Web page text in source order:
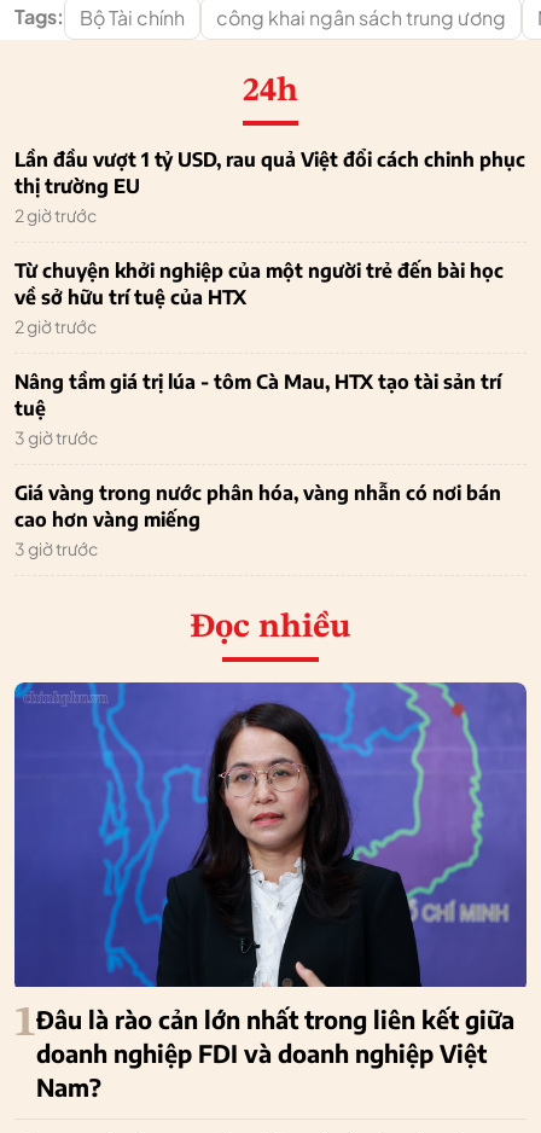
Tags: Bộ Tài chính công khai ngân sách trung ương
24h
Lần đầu vượt 1 tỷ USD, rau quả Việt đổi cách chinh phục
thị trường EU
2 giờ trước
Từ chuyện khởi nghiệp của một người trẻ đến bài học
về sở hữu trí tuệ của HTX
2 giờ trước
Nâng tầm giá trị lúa - tôm Cà Mau, HTX tạo tài sản trí
tuệ
3 giờ trước
Giá vàng trong nước phân hóa, vàng nhẫn có nơi bán
cao hơn vàng miếng
3 giờ trước
Đọc nhiều
1Đâu là rào cản lớn nhất trong liên kết giữa
doanh nghiệp FDI và doanh nghiệp Việt
Nam?